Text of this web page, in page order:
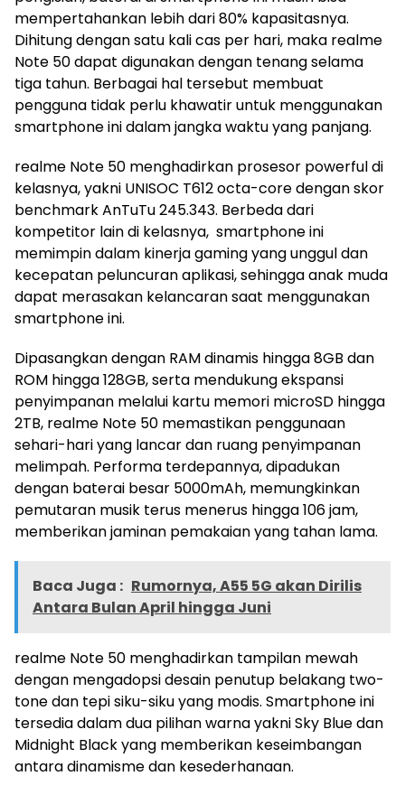
mempertahankan lebih dari 80% kapasitasnya.
Dihitung dengan satu kali cas per hari, maka realme
Note 50 dapat digunakan dengan tenang selama
tiga tahun. Berbagai hal tersebut membuat
pengguna tidak perlu khawatir untuk menggunakan
smartphone ini dalam jangka waktu yang panjang.
realme Note 50 menghadirkan prosesor powerful di
kelasnya, yakni UNISOC T612 octa-core dengan skor
benchmark AnTuTu 245.343. Berbeda dari
kompetitor lain di kelasnya, smartphone ini
memimpin dalam kinerja gaming yang unggul dan
kecepatan peluncuran aplikasi, sehingga anak muda
dapat merasakan kelancaran saat menggunakan
smartphone ini.
Dipasangkan dengan RAM dinamis hingga 8GB dan
ROM hingga 128GB, serta mendukung ekspansi
penyimpanan melalui kartu memori microSD hingga
2TB, realme Note 50 memastikan penggunaan
sehari-hari yang lancar dan ruang penyimpanan
melimpah. Performa terdepannya, dipadukan
dengan baterai besar 5000mAh, memungkinkan
pemutaran musik terus menerus hingga 106 jam,
memberikan jaminan pemakaian yang tahan lama.
Baca Juga : Rumornya, A55 5G akan Dirilis
Antara Bulan April hingga Juni
realme Note 50 menghadirkan tampilan mewah
dengan mengadopsi desain penutup belakang two-
tone dan tepi siku-siku yang modis. Smartphone ini
tersedia dalam dua pilihan warna yakni Sky Blue dan
Midnight Black yang memberikan keseimbangan
antara dinamisme dan kesederhanaan.